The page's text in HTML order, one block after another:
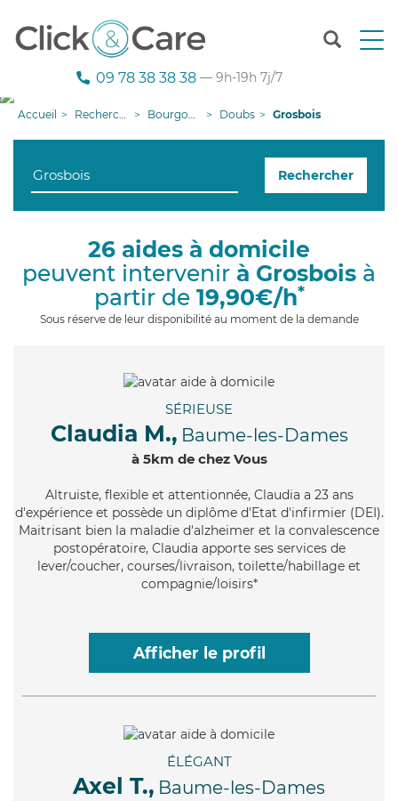
T
n
g
i
09 78 38 38 38 — 9h-19h 7j/7
Accueil Recherche aide à domicile Bourgogne-Franche-Comté Doubs Grosbois
Rechercher
26 aides à domicile
peuvent intervenir à Grosbois à
partir de 19,90€/h*
Sous réserve de leur disponibilité au moment de la demande
SÉRIEUSE
Claudia M., Baume-les-Dames
à 5km de chez Vous
Altruiste, flexible et attentionnée, Claudia a 23 ans
d'expérience et possède un diplôme d'Etat d'infirmier (DEI).
Maitrisant bien la maladie d'alzheimer et la convalescence
postopératoire, Claudia apporte ses services de
lever/coucher, courses/livraison, toilette/habillage et
compagnie/loisirs*
Afficher le profil
ÉLÉGANT
Axel T., Baume-les-Dames